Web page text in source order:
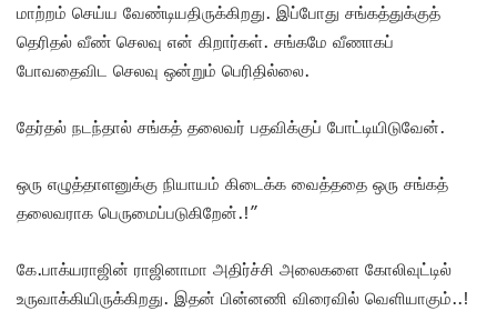
மாற்றம் செய்ய வேண்டியதிருக்கிறது. இப்போது சங்கத்துக்குத்
தெரிதல் வீண் செலவு என் கிறார்கள். சங்கமே வீணாகப்
போவதைவிட செலவு ஒன்றும் பெரிதில்லை.
தேர்தல் நடந்தால் சங்கத் தலைவர் பதவிக்குப் போட்டியிடுவேன்.
ஒரு எழுத்தாளனுக்கு நியாயம் கிடைக்க வைத்ததை ஒரு சங்கத்
தலைவராக பெருமைப்படுகிறேன்.!”
கே.பாக்யராஜின் ராஜினாமா அதிர்ச்சி அலைகளை கோலிவுட்டில்
உருவாக்கியிருக்கிறது. இதன் பின்னணி விரைவில் வெளியாகும்..!